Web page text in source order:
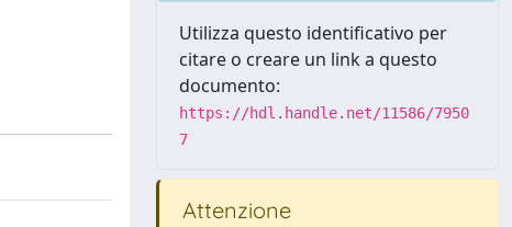
Utilizza questo identificativo per
citare o creare un link a questo
documento:
https://hdl.handle.net/11586/7950
7
Attenzione